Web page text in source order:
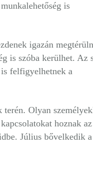
is
igazán
is szóba kerülhet. Az
felfigyelhetnek a
terén. Olyan
hoznak az
Július bővelkedik a